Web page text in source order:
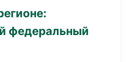
федеральный